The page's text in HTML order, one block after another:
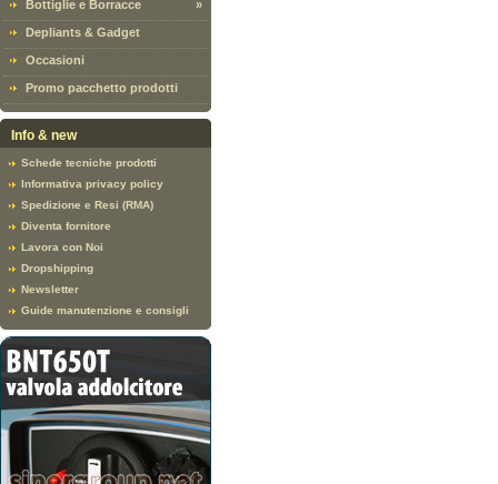
Bottiglie e Borracce »
Depliants & Gadget
Occasioni
Promo pacchetto prodotti
Info & new
Schede tecniche prodotti
Informativa privacy policy
Spedizione e Resi (RMA)
Diventa fornitore
Lavora con Noi
Dropshipping
Newsletter
Guide manutenzione e consigli